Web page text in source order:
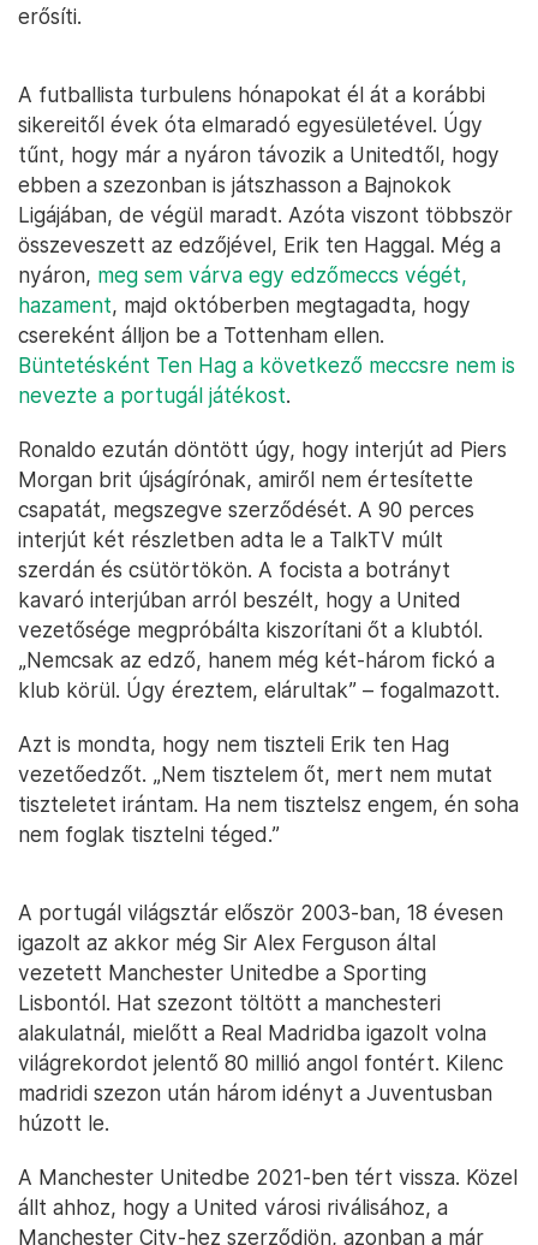
erősíti.
A futballista turbulens hónapokat él át a korábbi
sikereitől évek óta elmaradó egyesületével. Úgy
tűnt, hogy már a nyáron távozik a Unitedtől, hogy
ebben a szezonban is játszhasson a Bajnokok
Ligájában, de végül maradt. Azóta viszont többször
összeveszett az edzőjével, Erik ten Haggal. Még a
nyáron, meg sem várva egy edzőmeccs végét,
hazament, majd októberben megtagadta, hogy
csereként álljon be a Tottenham ellen.
Büntetésként Ten Hag a következő meccsre nem is
nevezte a portugál játékost.
Ronaldo ezután döntött úgy, hogy interjút ad Piers
Morgan brit újságírónak, amiről nem értesítette
csapatát, megszegve szerződését. A 90 perces
interjút két részletben adta le a TalkTV múlt
szerdán és csütörtökön. A focista a botrányt
kavaró interjúban arról beszélt, hogy a United
vezetősége megpróbálta kiszorítani őt a klubtól.
„Nemcsak az edző, hanem még két-három fickó a
klub körül. Úgy éreztem, elárultak” – fogalmazott.
Azt is mondta, hogy nem tiszteli Erik ten Hag
vezetőedzőt. „Nem tisztelem őt, mert nem mutat
tiszteletet irántam. Ha nem tisztelsz engem, én soha
nem foglak tisztelni téged.”
A portugál világsztár először 2003-ban, 18 évesen
igazolt az akkor még Sir Alex Ferguson által
vezetett Manchester Unitedbe a Sporting
Lisbontól. Hat szezont töltött a manchesteri
alakulatnál, mielőtt a Real Madridba igazolt volna
világrekordot jelentő 80 millió angol fontért. Kilenc
madridi szezon után három idényt a Juventusban
húzott le.
A Manchester Unitedbe 2021-ben tért vissza. Közel
állt ahhoz, hogy a United városi riválisához, a
Manchester City-hez szerződjön, azonban a már